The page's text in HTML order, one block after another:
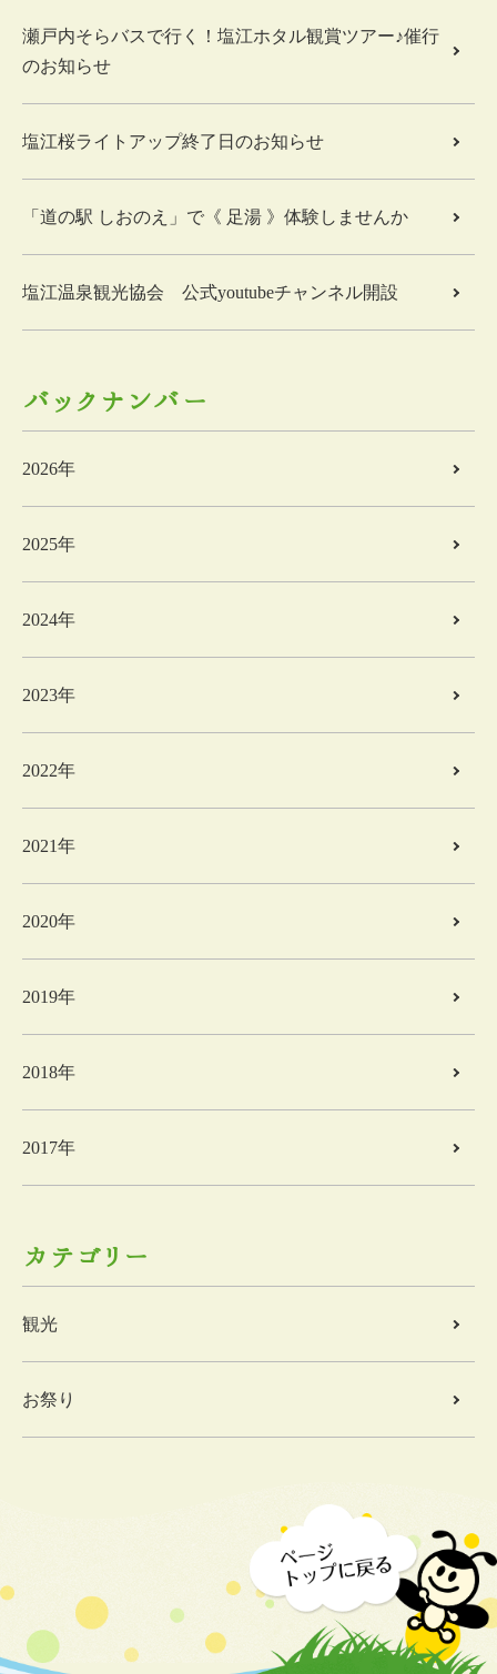
瀬戸内そらバスで行く！塩江ホタル観賞ツアー♪催行
のお知らせ
塩江桜ライトアップ終了日のお知らせ
「道の駅 しおのえ」で《 足湯 》体験しませんか
塩江温泉観光協会 公式youtubeチャンネル開設
バックナンバー
2026年
2025年
2024年
2023年
2022年
2021年
2020年
2019年
2018年
2017年
カテゴリー
観光
お祭り